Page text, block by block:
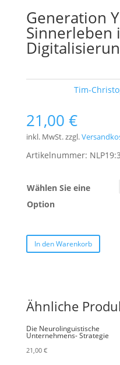
Generation
Sinnerleben
Tim-
21,00 €
inkl. MwSt.zzgl.
Artikelnummer:
Wählen Sie eine
Option
In den Warenkorb
Ähnliche
Die Neurolinguistische
Unternehmens- Strategie
21,00 €